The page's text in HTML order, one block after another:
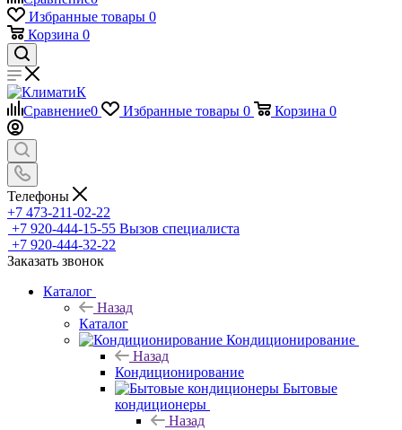
Избранные товары 0
Корзина 0
Сравнение0 Избранные товары 0 Корзина 0
Телефоны
+7 473-211-02-22
+7 920-444-15-55 Вызов специалиста
+7 920-444-32-22
Заказать звонок
Каталог
Назад
Каталог
Кондиционирование
Назад
Кондиционирование
Бытовые
кондиционеры
Назад